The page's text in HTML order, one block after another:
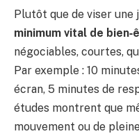
Plutôt que de viser une
minimum vital de
négociables, courtes,
Par exemple : 10
écran, 5 minutes de
études montrent que
mouvement ou de